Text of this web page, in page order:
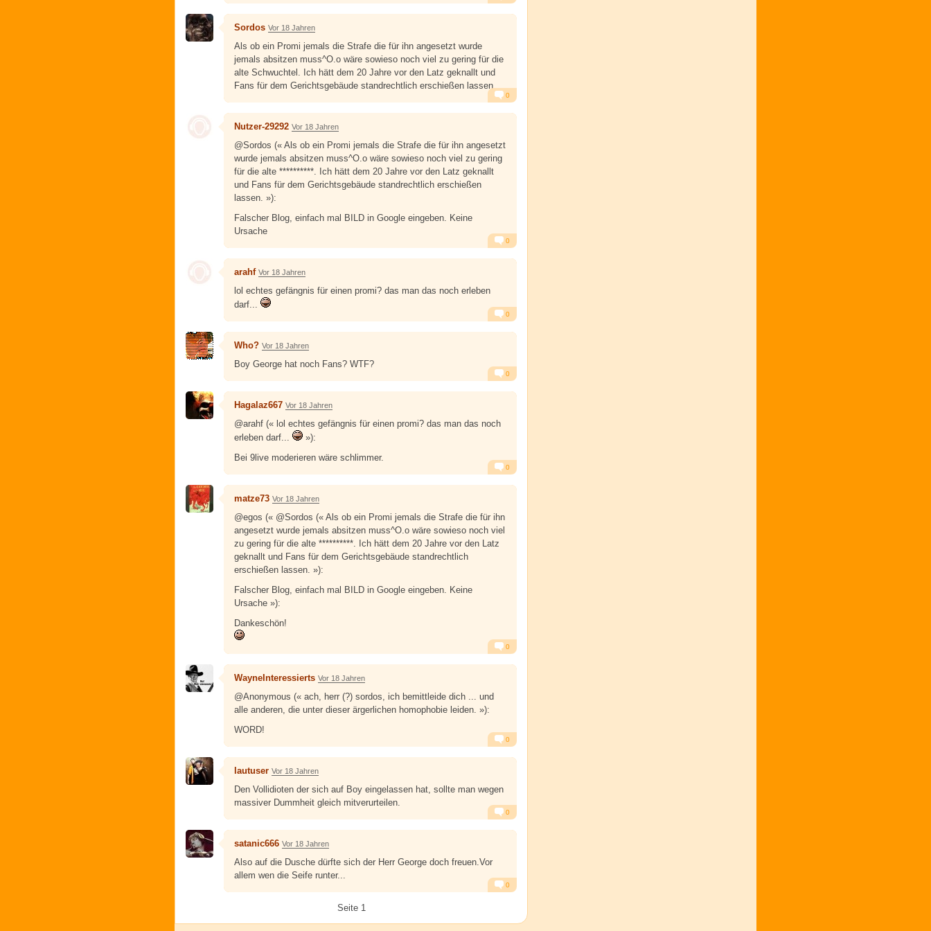
Alarm Antworten
Sordos Vor 18 Jahren
Als ob ein Promi jemals die Strafe die für ihn angesetzt wurde
jemals absitzen muss^O.o wäre sowieso noch viel zu gering für die
alte Schwuchtel. Ich hätt dem 20 Jahre vor den Latz geknallt und
Fans für dem Gerichtsgebäude standrechtlich erschießen lassen.
Alarm Antworten
0
Nutzer-29292 Vor 18 Jahren
@Sordos (« Als ob ein Promi jemals die Strafe die für ihn angesetzt
wurde jemals absitzen muss^O.o wäre sowieso noch viel zu gering
für die alte **********. Ich hätt dem 20 Jahre vor den Latz geknallt
und Fans für dem Gerichtsgebäude standrechtlich erschießen
lassen. »):
Falscher Blog, einfach mal BILD in Google eingeben. Keine
Ursache
Alarm Antworten
0
arahf Vor 18 Jahren
lol echtes gefängnis für einen promi? das man das noch erleben
darf...
Alarm Antworten
0
Who? Vor 18 Jahren
Boy George hat noch Fans? WTF?
Alarm Antworten
0
Hagalaz667 Vor 18 Jahren
@arahf (« lol echtes gefängnis für einen promi? das man das noch
erleben darf...
»):
Bei 9live moderieren wäre schlimmer.
Alarm Antworten
0
matze73 Vor 18 Jahren
@egos (« @Sordos (« Als ob ein Promi jemals die Strafe die für ihn
angesetzt wurde jemals absitzen muss^O.o wäre sowieso noch viel
zu gering für die alte **********. Ich hätt dem 20 Jahre vor den Latz
geknallt und Fans für dem Gerichtsgebäude standrechtlich
erschießen lassen. »):
Falscher Blog, einfach mal BILD in Google eingeben. Keine
Ursache »):
Dankeschön!
Alarm Antworten
0
WayneInteressierts Vor 18 Jahren
@Anonymous (« ach, herr (?) sordos, ich bemittleide dich ... und
alle anderen, die unter dieser ärgerlichen homophobie leiden. »):
WORD!
Alarm Antworten
0
lautuser Vor 18 Jahren
Den Vollidioten der sich auf Boy eingelassen hat, sollte man wegen
massiver Dummheit gleich mitverurteilen.
Alarm Antworten
0
satanic666 Vor 18 Jahren
Also auf die Dusche dürfte sich der Herr George doch freuen.Vor
allem wen die Seife runter...
0
Seite 1